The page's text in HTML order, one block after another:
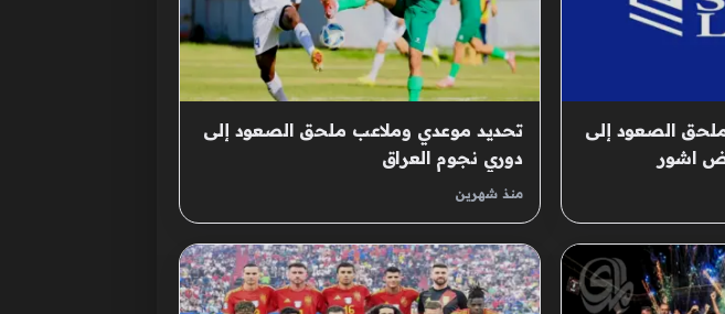
الصعود إلى
اشور
تحديد موعدي وملاعب ملحق الصعود إلى
دوري نجوم العراق
منذ شهرين